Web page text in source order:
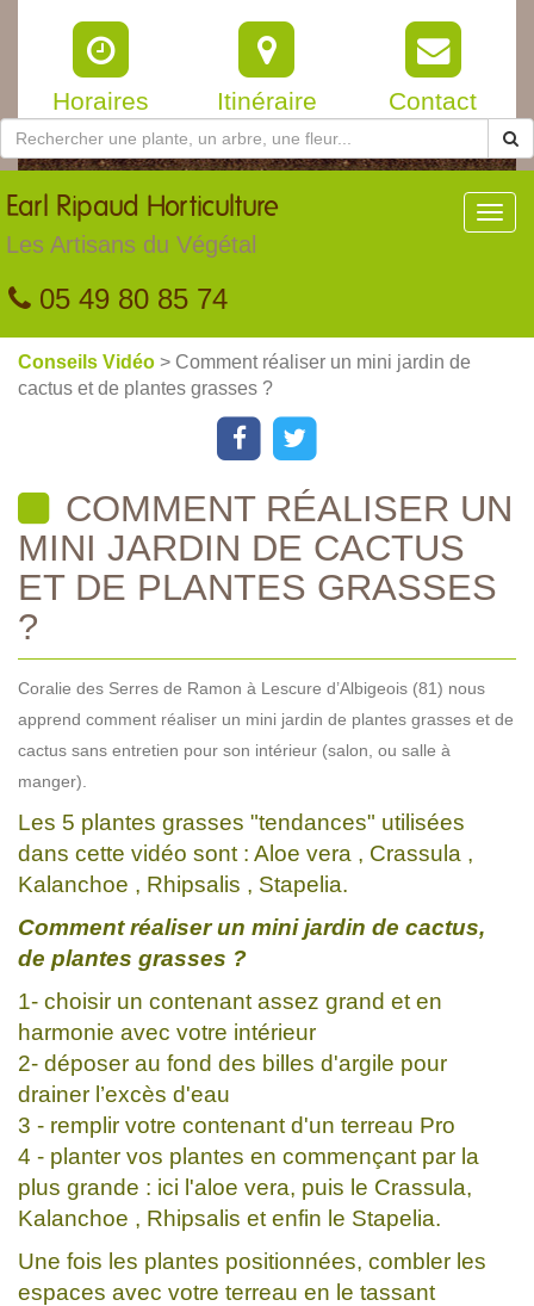
Horaires Itinéraire Contact
Earl Ripaud Horticulture
Les Artisans du Végétal
05 49 80 85 74
Conseils Vidéo > Comment réaliser un mini jardin de
cactus et de plantes grasses ?
COMMENT RÉALISER UN
MINI JARDIN DE CACTUS
ET DE PLANTES GRASSES
?
Coralie des Serres de Ramon à Lescure d’Albigeois (81) nous
apprend comment réaliser un mini jardin de plantes grasses et de
cactus sans entretien pour son intérieur (salon, ou salle à
manger).
Les 5 plantes grasses "tendances" utilisées
dans cette vidéo sont : Aloe vera , Crassula ,
Kalanchoe , Rhipsalis , Stapelia.
Comment réaliser un mini jardin de cactus,
de plantes grasses ?
1- choisir un contenant assez grand et en
harmonie avec votre intérieur
2- déposer au fond des billes d'argile pour
drainer l’excès d'eau
3 - remplir votre contenant d'un terreau Pro
4 - planter vos plantes en commençant par la
plus grande : ici l'aloe vera, puis le Crassula,
Kalanchoe , Rhipsalis et enfin le Stapelia.
Une fois les plantes positionnées, combler les
espaces avec votre terreau en le tassant